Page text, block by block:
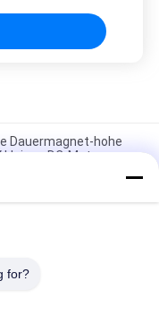
Dauermagnet-hohe
kleinen DC-Motor
46mm Getriebe-
Motor
for?